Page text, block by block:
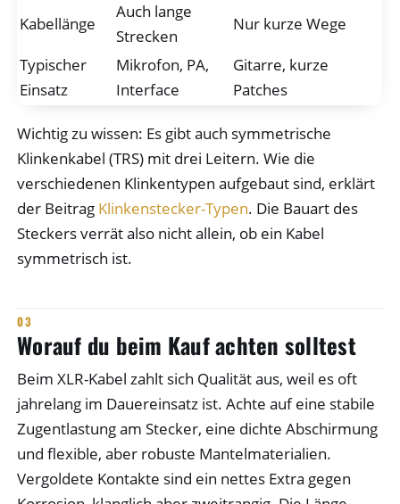
Kabellänge
Auch lange
Strecken
Nur kurze Wege
Typischer
Einsatz
Mikrofon, PA,
Interface
Gitarre, kurze
Patches
Wichtig zu wissen: Es gibt auch symmetrische
Klinkenkabel (TRS) mit drei Leitern. Wie die
verschiedenen Klinkentypen aufgebaut sind, erklärt
der Beitrag Klinkenstecker-Typen. Die Bauart des
Steckers verrät also nicht allein, ob ein Kabel
symmetrisch ist.
Worauf du beim Kauf achten solltest
Beim XLR-Kabel zahlt sich Qualität aus, weil es oft
jahrelang im Dauereinsatz ist. Achte auf eine stabile
Zugentlastung am Stecker, eine dichte Abschirmung
und flexible, aber robuste Mantelmaterialien.
Vergoldete Kontakte sind ein nettes Extra gegen